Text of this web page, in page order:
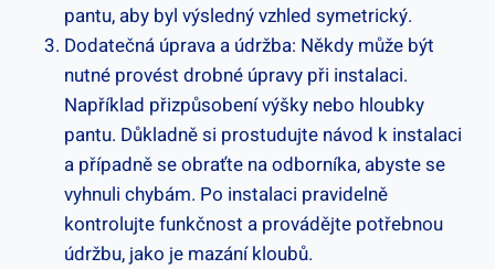
pantu, aby byl výsledný vzhled symetrický.
Dodatečná úprava a údržba: Někdy může být
nutné provést drobné úpravy při instalaci.
Například přizpůsobení výšky nebo hloubky
pantu. Důkladně si prostudujte návod k instalaci
a případně se obraťte na odborníka, abyste se
vyhnuli chybám. Po instalaci pravidelně
kontrolujte funkčnost a provádějte potřebnou
údržbu, jako je mazání kloubů.